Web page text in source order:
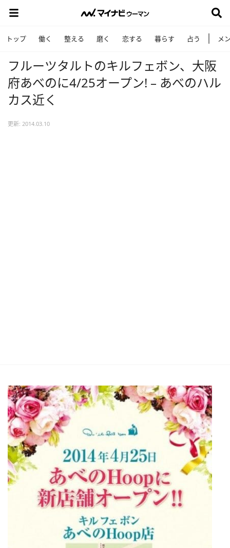
トップ 働く 整える 磨く 恋する 暮らす 占う メ
フルーツタルトのキルフェボン、大阪
府あべのに4/25オープン! – あべのハル
カス近く
更新: 2014.03.10